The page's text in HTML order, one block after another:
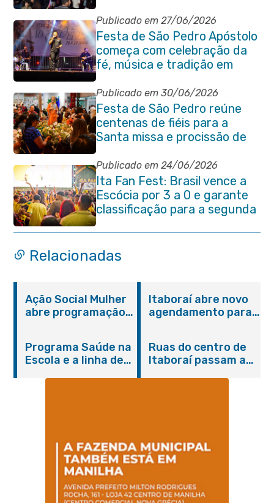
Publicado em 27/06/2026
Festa de São Pedro Apóstolo
começa com celebração da
fé, música e tradição em
Venda das Pedras
Publicado em 30/06/2026
Festa de São Pedro reúne
centenas de fiéis para a
Santa missa e procissão de
encerramento e shows
Publicado em 24/06/2026
Ita Fan Fest: Brasil vence a
Escócia por 3 a 0 e garante
classificação para a segunda
fase da Copa do Mundo
Relacionadas
Ação Social Mulher
abre programação
serviços gratuitos e
orientações
Itaboraí abre novo
agendamento para
Programa Saúde na
Escola e a linha de
Magalhães Seabra
Ruas do centro de
Itaboraí passam a